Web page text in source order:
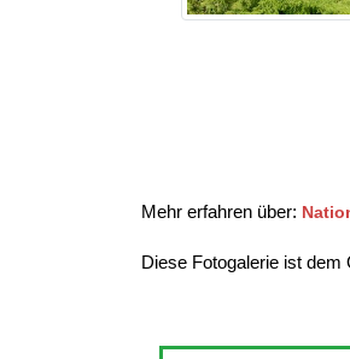
Mehr erfahren über:
Diese Fotogalerie ist dem